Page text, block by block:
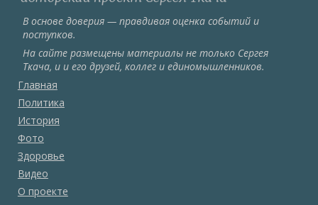
В основе доверия — правдивая оценка событий и
поступков.
На сайте размещены материалы не только Сергея
Ткача, и и его друзей, коллег и единомышленников.
Главная
Политика
История
Фото
Здоровье
Видео
О проекте